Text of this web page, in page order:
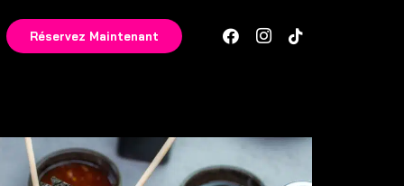
Réservez Maintenant